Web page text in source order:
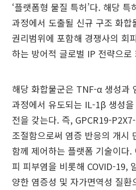
‘플랫폼형 물질 특허’다. 해당
과정에서 도출될 신규 구조 화합
권리범위에 포함해 경쟁사의 회
하는 방어적 글로벌 IP 전략으로
해당 화합물군은 TNF-α 생성과
과정에서 유도되는 IL-1β 생성
전을 갖는다. 즉, GPCR19-
조절함으로써 염증 반응의 개시
함께 제어하는 플랫폼 기술이다
피 피부염을 비롯해 COVID-19,
양한 염증성 및 자가면역성 질환